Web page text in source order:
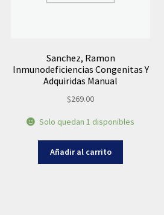
Sanchez, Ramon
Inmunodeficiencias Congenitas Y
Adquiridas Manual
$269.00
Solo quedan 1 disponibles
Añadir al carrito